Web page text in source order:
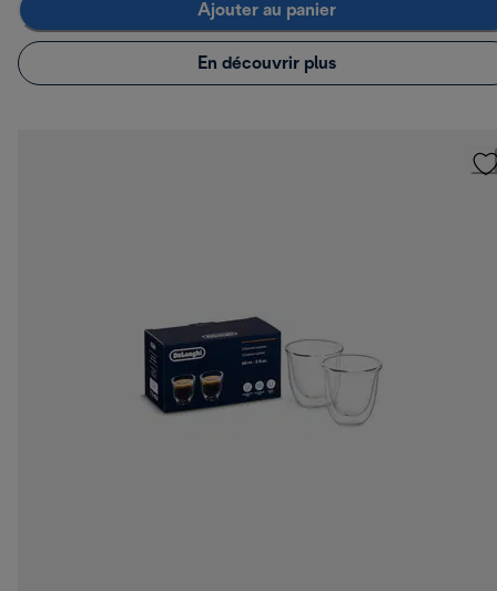
Ajouter au panier
En découvrir plus